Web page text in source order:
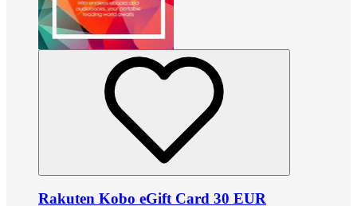
Rakuten Kobo eGift Card 30 EUR